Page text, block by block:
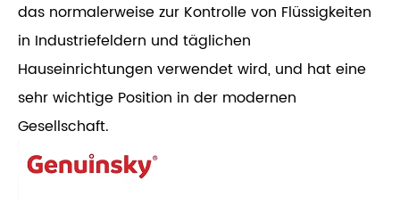
das normalerweise zur Kontrolle von Flüssigkeiten
in Industriefeldern und täglichen
Hauseinrichtungen verwendet wird, und hat eine
sehr wichtige Position in der modernen
Gesellschaft.